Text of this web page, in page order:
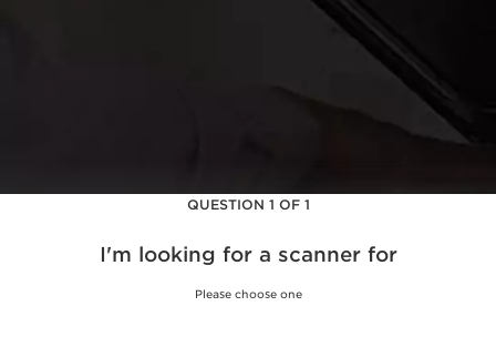
QUESTION 1 OF 1
I'm looking for a scanner for
Please choose one